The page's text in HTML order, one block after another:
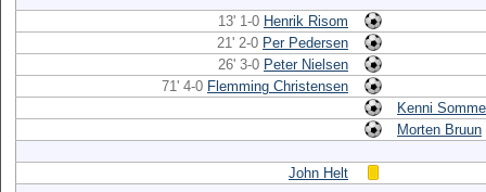
13' 1-0 Henrik Risom
21' 2-0 Per Pedersen
26' 3-0 Peter Nielsen
71' 4-0 Flemming Christensen
Kenni
Morten Bruun
John Helt